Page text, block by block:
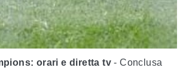
orari e diretta tv - Conclusa